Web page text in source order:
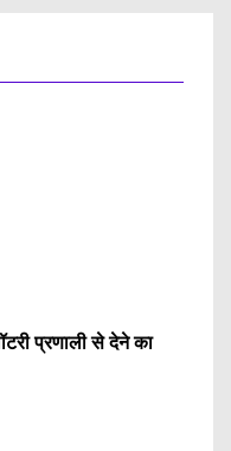
प्रणाली से देने का